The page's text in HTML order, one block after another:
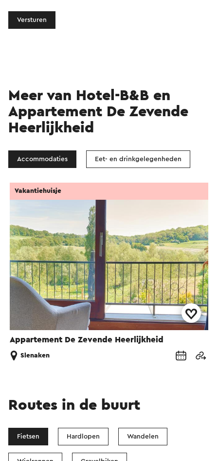
Versturen
Meer van Hotel-B&B en
Appartement De Zevende
Heerlijkheid
Accommodaties Eet- en drinkgelegenheden
Appartement De Zevende Heerlijkheid
Vakantiehuisje
Slenaken
Routes in de buurt
Fietsen Hardlopen Wandelen